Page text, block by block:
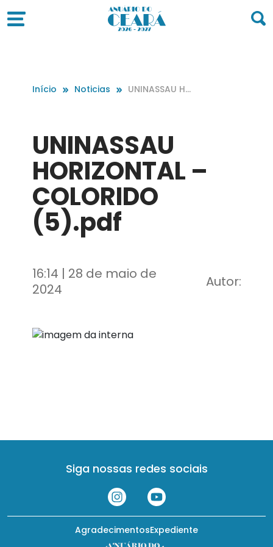
Início Noticias
UNINASSAU HO
UNINASSAU
HORIZONTAL –
COLORIDO
(5).pdf
16:14 | 28 de maio de
2024
Autor:
Siga nossas redes sociais
Expediente
Agradecimentos